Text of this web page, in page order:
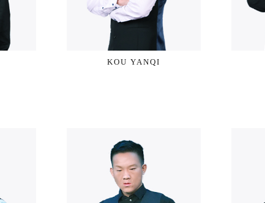
KOU YANQI